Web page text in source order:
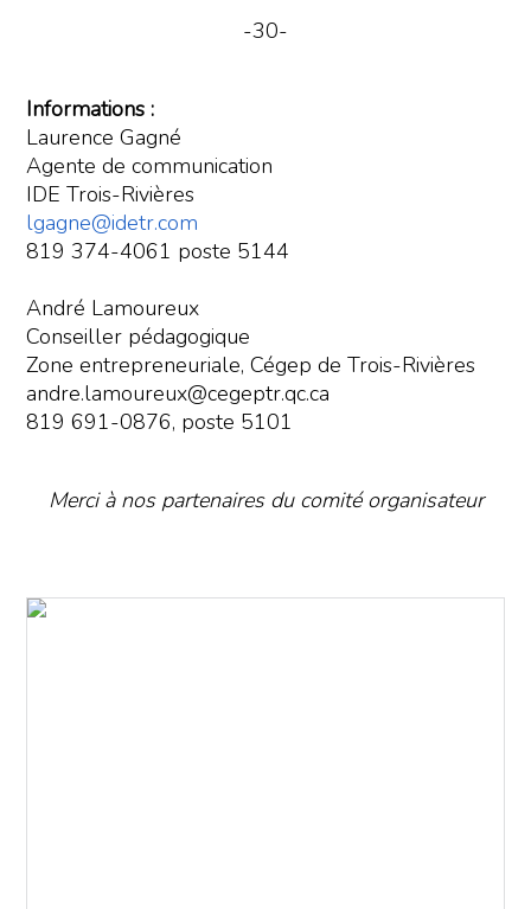
-30-
Informations :
Laurence Gagné
Agente de communication
IDE Trois-Rivières
lgagne@idetr.com
819 374-4061 poste 5144
André Lamoureux
Conseiller pédagogique
Zone entrepreneuriale, Cégep de Trois-Rivières
andre.lamoureux@cegeptr.qc.ca
819 691-0876, poste 5101
Merci à nos partenaires du comité organisateur